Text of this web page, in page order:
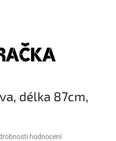
délka 87cm,
hodnocení